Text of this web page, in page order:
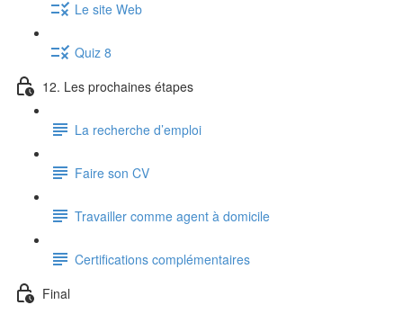
Le site Web
Quiz 8
12. Les prochaines étapes
La recherche d’emploi
Faire son CV
Travailler comme agent à domicile
Certifications complémentaires
Final